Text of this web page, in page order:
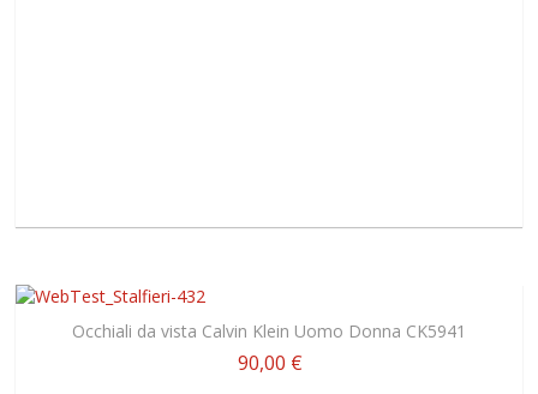
Occhiali da vista Calvin Klein Uomo Donna CK5941
90,00 €